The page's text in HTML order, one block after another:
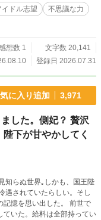
る二人を応援するため、学
里、名前の組み合わせの
ト『レブル』は、無事ステ
イドル志望
不思議な力
想数 1
文字数 20,141
登録日 2026.07.31
に入り追加 3,971
した。側妃？ 贅沢
下が甘やかしてく
思い出した。 前世で
ていた。給料は全部持ってい